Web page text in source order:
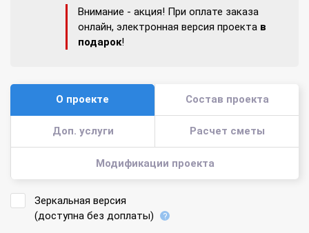
Внимание - акция! При оплате заказа
онлайн, электронная версия проекта в
подарок!
О проекте Состав проекта
Доп. услуги Расчет сметы
Модификации проекта
Зеркальная версия
(доступна без доплаты)